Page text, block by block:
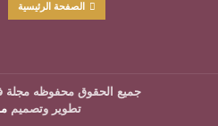
الصفحة الرئيسية
جميع الحقوق محفوظه مجلة
تطوير وتصميم